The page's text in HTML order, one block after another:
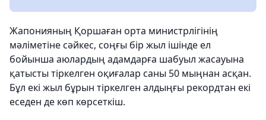
Жапонияның Қоршаған орта министрлігінің
мәліметіне сәйкес, соңғы бір жыл ішінде ел
бойынша аюлардың адамдарға шабуыл жасауына
қатысты тіркелген оқиғалар саны 50 мыңнан асқан.
Бұл екі жыл бұрын тіркелген алдыңғы рекордтан екі
еседен де көп көрсеткіш.